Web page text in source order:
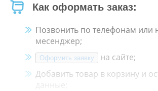
Как оформать заказ:
Позвонить по телефонам или
месенджер;
Оформить заявку
на сайте;
Добавить товар в корзину и
данные;